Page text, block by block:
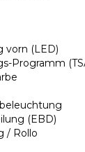
vorn (LED)
Programm
(EBD)
/ Rollo